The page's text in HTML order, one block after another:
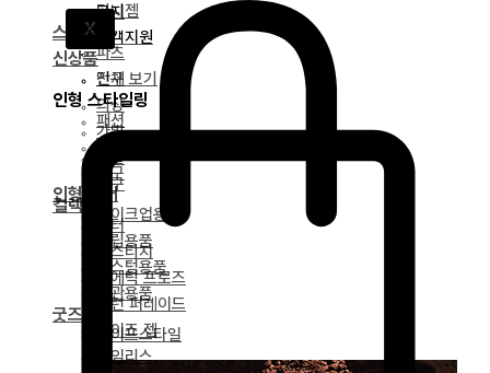
X
공지
고객지원
신상품
전체 보기
인형 스타일링
패션
가발
안구
인형 케어
메이크업용품
조립용품
커스텀용품
보관용품
굿즈
라이프스타일
티니젬
스타일링
파츠
안구
의상
가발
신발
도구
컬렉션
얼터
베스티지
포에틱 프로즈
녹턴 퍼레이드
마이즈 젬
타임리스